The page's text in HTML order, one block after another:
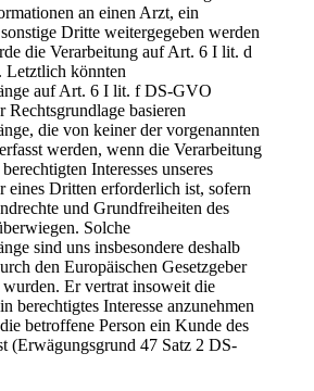
an einen Arzt, ein
Dritte weitergegeben werden
die Verarbeitung auf Art. 6 I lit. d
könnten
auf Art. 6 I lit. f DS-GVO
Rechtsgrundlage basieren
die von keiner der vorgenannten
werden, wenn die Verarbeitung
Interesses unseres
eines Dritten erforderlich ist, sofern
und Grundfreiheiten des
Solche
sind uns insbesondere deshalb
den Europäischen Gesetzgeber
wurden. Er vertrat insoweit die
berechtigtes Interesse anzunehmen
betroffene Person ein Kunde des
(Erwägungsgrund 47 Satz 2 DS-